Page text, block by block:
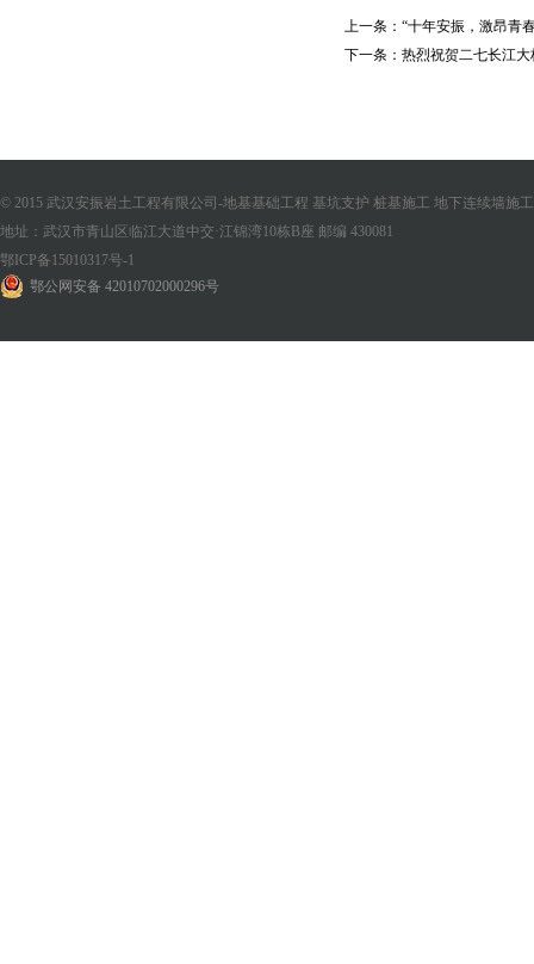
上一条： “十年安振，激昂青
下一条： 热烈祝贺二七长江
© 2015 武汉安振岩土工程有限公司-地基基础工程 基坑支护 桩基施工 地下连续墙施
地址：武汉市青山区临江大道中交·江锦湾10栋B座 邮编 430081
鄂ICP备15010317号-1
鄂公网安备 42010702000296号